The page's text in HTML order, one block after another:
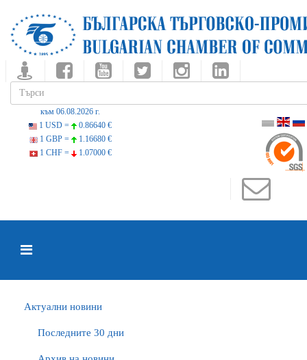
към 06.08.2026 г.
1 USD =
0.86640 €
1 GBP =
1.16680 €
1 CHF =
1.07000 €
Актуални новини
Последните 30 дни